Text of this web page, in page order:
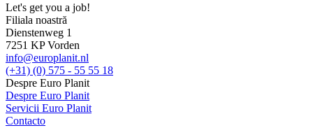
Let's get you a job!
Filiala noastră
Dienstenweg 1
7251 KP Vorden
info@europlanit.nl
(+31) (0) 575 - 55 55 18
Despre Euro Planit
Despre Euro Planit
Servicii Euro Planit
Contacto